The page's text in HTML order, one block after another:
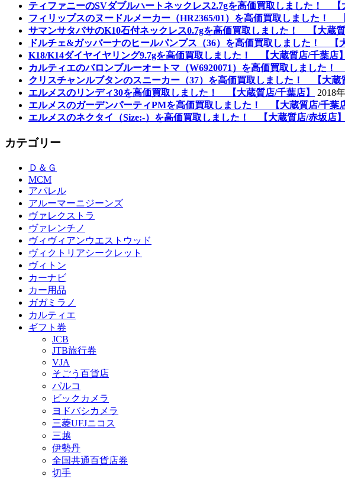
ティファニーのSVダブルハートネックレス2.7gを高価買取しました！ 【
フィリップスのヌードルメーカー（HR2365/01）を高価買取しました！
サマンサタバサのK10石付ネックレス0.7gを高価買取しました！ 【大蔵質
ドルチェ&ガッバーナのヒールパンプス（36）を高価買取しました！ 【
K18/K14ダイヤイヤリング9.7gを高価買取しました！ 【大蔵質店/千葉店】
カルティエのバロンブルーオートマ（W6920071）を高価買取しました！
クリスチャンルブタンのスニーカー（37）を高価買取しました！ 【大蔵
エルメスのリンディ30を高価買取しました！ 【大蔵質店/千葉店】
2018
エルメスのガーデンパーティPMを高価買取しました！ 【大蔵質店/千葉
エルメスのネクタイ（Size:-）を高価買取しました！ 【大蔵質店/赤坂店】
カテゴリー
Ｄ＆Ｇ
MCM
アパレル
アルーマーニジーンズ
ヴァレクストラ
ヴァレンチノ
ヴィヴィアンウエストウッド
ヴィクトリアシークレット
ヴィトン
カーナビ
カー用品
ガガミラノ
カルティエ
ギフト券
JCB
JTB旅行券
VJA
そごう百貨店
パルコ
ビックカメラ
ヨドバシカメラ
三菱UFJニコス
三越
伊勢丹
全国共通百貨店券
切手